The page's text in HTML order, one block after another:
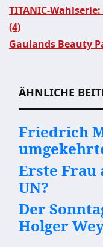
TITANIC-
(4)
Gaulands Beauty
ÄHNLICHE
Friedrich
Erste Frau
UN?
Der
Holger